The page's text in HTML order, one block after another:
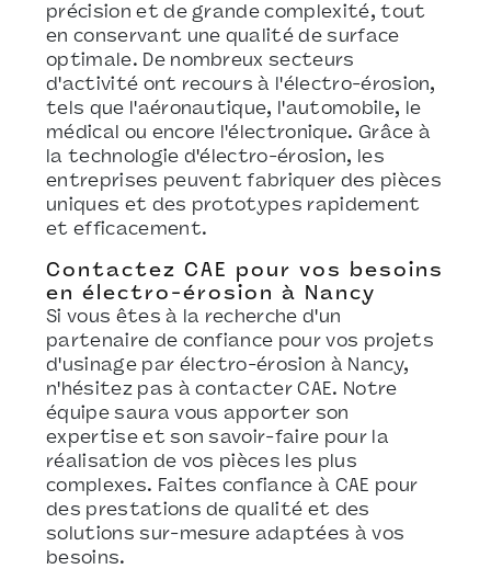
précision et de grande complexité, tout
en conservant une qualité de surface
optimale. De nombreux secteurs
d'activité ont recours à l'électro-érosion,
tels que l'aéronautique, l'automobile, le
médical ou encore l'électronique. Grâce à
la technologie d'électro-érosion, les
entreprises peuvent fabriquer des pièces
uniques et des prototypes rapidement
et efficacement.
Contactez CAE pour vos besoins
en électro-érosion à Nancy
Si vous êtes à la recherche d'un
partenaire de confiance pour vos projets
d'usinage par électro-érosion à Nancy,
n'hésitez pas à contacter CAE. Notre
équipe saura vous apporter son
expertise et son savoir-faire pour la
réalisation de vos pièces les plus
complexes. Faites confiance à CAE pour
des prestations de qualité et des
solutions sur-mesure adaptées à vos
besoins.